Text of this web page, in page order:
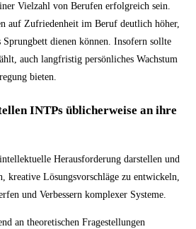
Vielzahl von Berufen erfolgreich sein.
auf Zufriedenheit im Beruf deutlich höher,
Sprungbett dienen können. Insofern sollte
auch langfristig persönliches Wachstum
bieten.
INTPs üblicherweise an ihre
Herausforderung darstellen und
kreative Lösungsvorschläge zu entwickeln,
und Verbessern komplexer Systeme.
an theoretischen Fragestellungen